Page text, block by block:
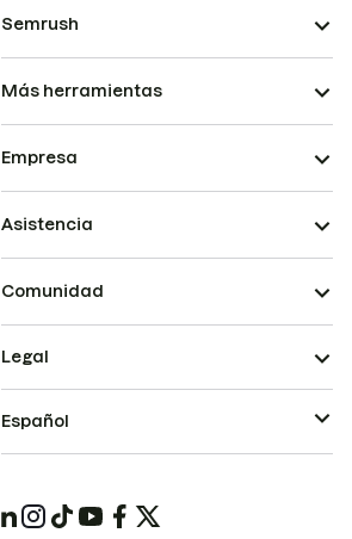
Semrush
Más herramientas
Empresa
Asistencia
Comunidad
Legal
Español